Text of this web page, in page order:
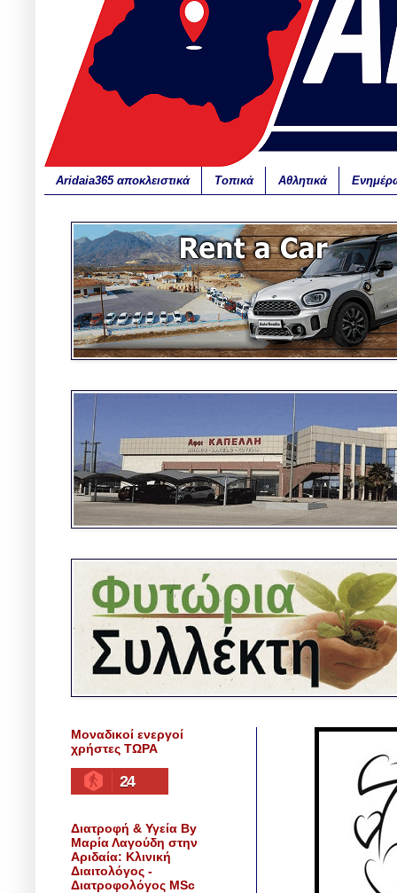
Aridaia365 αποκλειστικά Τοπικά Αθλητικά
Μοναδικοί ενεργοί
χρήστες ΤΩΡΑ
24
Διατροφή & Υγεία By
Μαρία Λαγούδη στην
Αριδαία: Κλινική
Διαιτολόγος -
Διατροφολόγος MSc